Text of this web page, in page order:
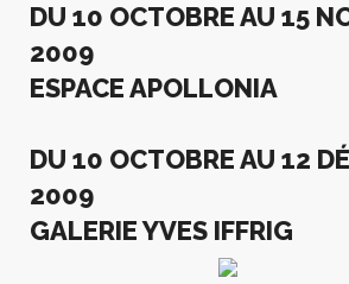
DU 10 OCTOBRE AU 15
2009
ESPACE APOLLONIA
DU 10 OCTOBRE AU 12
2009
GALERIE YVES IFFRIG